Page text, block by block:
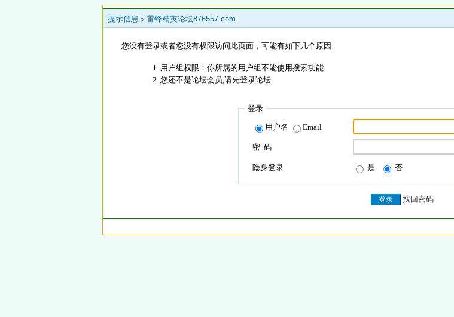
提示信息 » 雷锋精英论坛876557.com
您没有登录或者您没有权限访问此页面，可能有如下几个原因:
用户组权限：你所属的用户组不能使用搜索功能
您还不是论坛会员,请先登录论坛
登录
用户名 Email
密 码
隐身登录 是 否
找回密码